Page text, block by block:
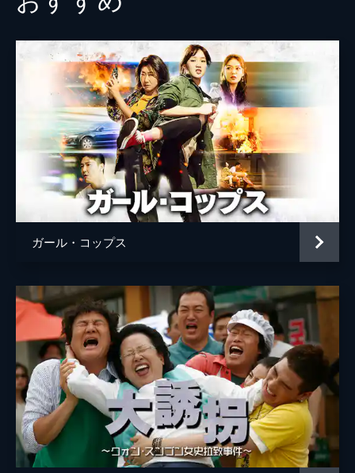
監督 キム・ボンハン
キム・ボンハン
モク・ヨンジン
ガール・コップス